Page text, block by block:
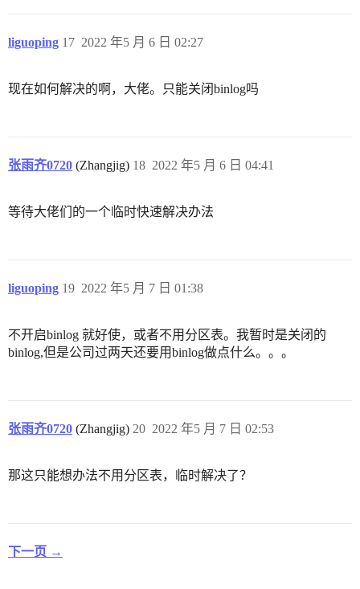
liguoping 2022 年5 月 6 日 02:27
17
现在如何解决的啊，大佬。只能关闭binlog吗
张雨齐0720 (Zhangjig) 2022 年5 月 6 日 04:41
18
等待大佬们的一个临时快速解决办法
liguoping 2022 年5 月 7 日 01:38
19
不开启binlog 就好使，或者不用分区表。我暂时是关闭的
binlog,但是公司过两天还要用binlog做点什么。。。
张雨齐0720 (Zhangjig) 2022 年5 月 7 日 02:53
20
那这只能想办法不用分区表，临时解决了？
下一页 →